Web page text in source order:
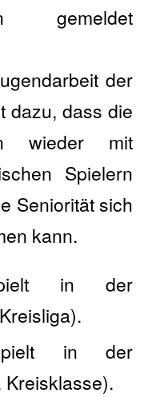
gemeldet
der
dazu, dass die
wieder mit
Spielern
Seniorität sich
kann.
in der
in der